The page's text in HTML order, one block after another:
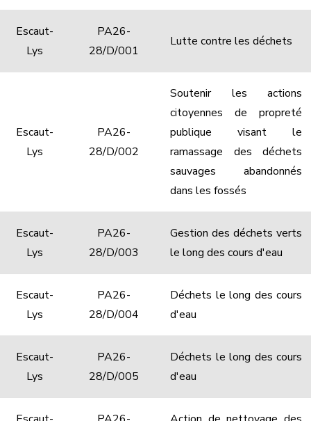
Escaut-
Lys
PA26-
28/D/001
Lutte contre les déchets
Escaut-
Lys
PA26-
28/D/002
Soutenir les actions
citoyennes de propreté
publique visant le
ramassage des déchets
sauvages abandonnés
dans les fossés
Escaut-
Lys
PA26-
28/D/003
Gestion des déchets verts
le long des cours d'eau
Escaut-
Lys
PA26-
28/D/004
Déchets le long des cours
d'eau
Escaut-
Lys
PA26-
28/D/005
Déchets le long des cours
d'eau